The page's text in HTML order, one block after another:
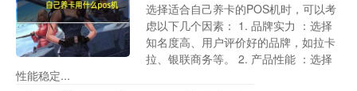
选择适合自己养卡的POS机时，可以考
虑以下几个因素： 1. 品牌实力 ：选择
知名度高、用户评价好的品牌，如拉卡
拉、银联商务等。 2. 产品性能 ：选择
性能稳定...